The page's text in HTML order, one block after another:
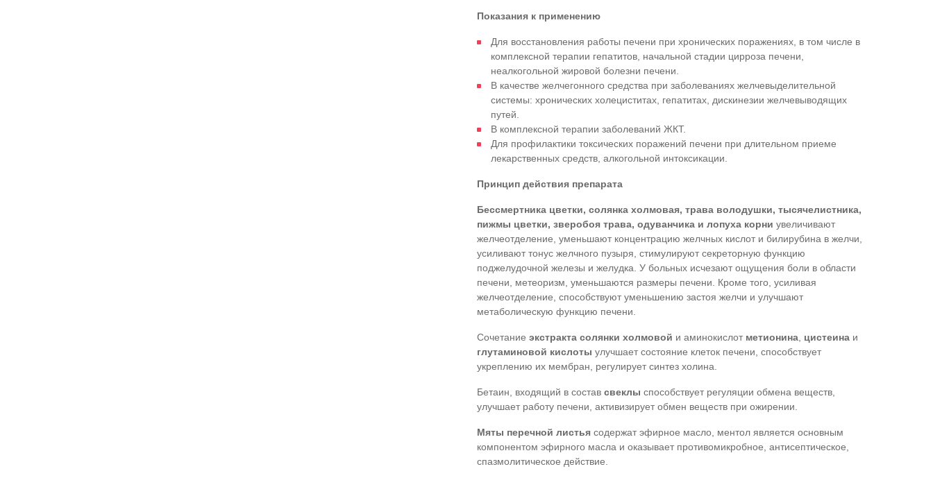
Показания к применению
Для восстановления работы печени при хронических поражениях, в том числе в
комплексной терапии гепатитов, начальной стадии цирроза печени,
неалкогольной жировой болезни печени.
В качестве желчегонного средства при заболеваниях желчевыделительной
системы: хронических холециститах, гепатитах, дискинезии желчевыводящих
путей.
В комплексной терапии заболеваний ЖКТ.
Для профилактики токсических поражений печени при длительном приеме
лекарственных средств, алкогольной интоксикации.
Принцип действия препарата
Бессмертника цветки, солянка холмовая, трава володушки, тысячелистника,
пижмы цветки, зверобоя трава, одуванчика и лопуха корни увеличивают
желчеотделение, уменьшают концентрацию желчных кислот и билирубина в желчи,
усиливают тонус желчного пузыря, стимулируют секреторную функцию
поджелудочной железы и желудка. У больных исчезают ощущения боли в области
печени, метеоризм, уменьшаются размеры печени. Кроме того, усиливая
желчеотделение, способствуют уменьшению застоя желчи и улучшают
метаболическую функцию печени.
Сочетание экстракта солянки холмовой и аминокислот метионина цистеина и
глутаминовой кислоты улучшает состояние клеток печени, способствует
укреплению их мембран, регулирует синтез холина.
Бетаин, входящий в состав свеклы способствует регуляции обмена веществ,
улучшает работу печени, активизирует обмен веществ при ожирении.
Мяты перечной листья содержат эфирное масло, ментол является основным
компонентом эфирного масла и оказывает противомикробное, антисептическое,
спазмолитическое действие.